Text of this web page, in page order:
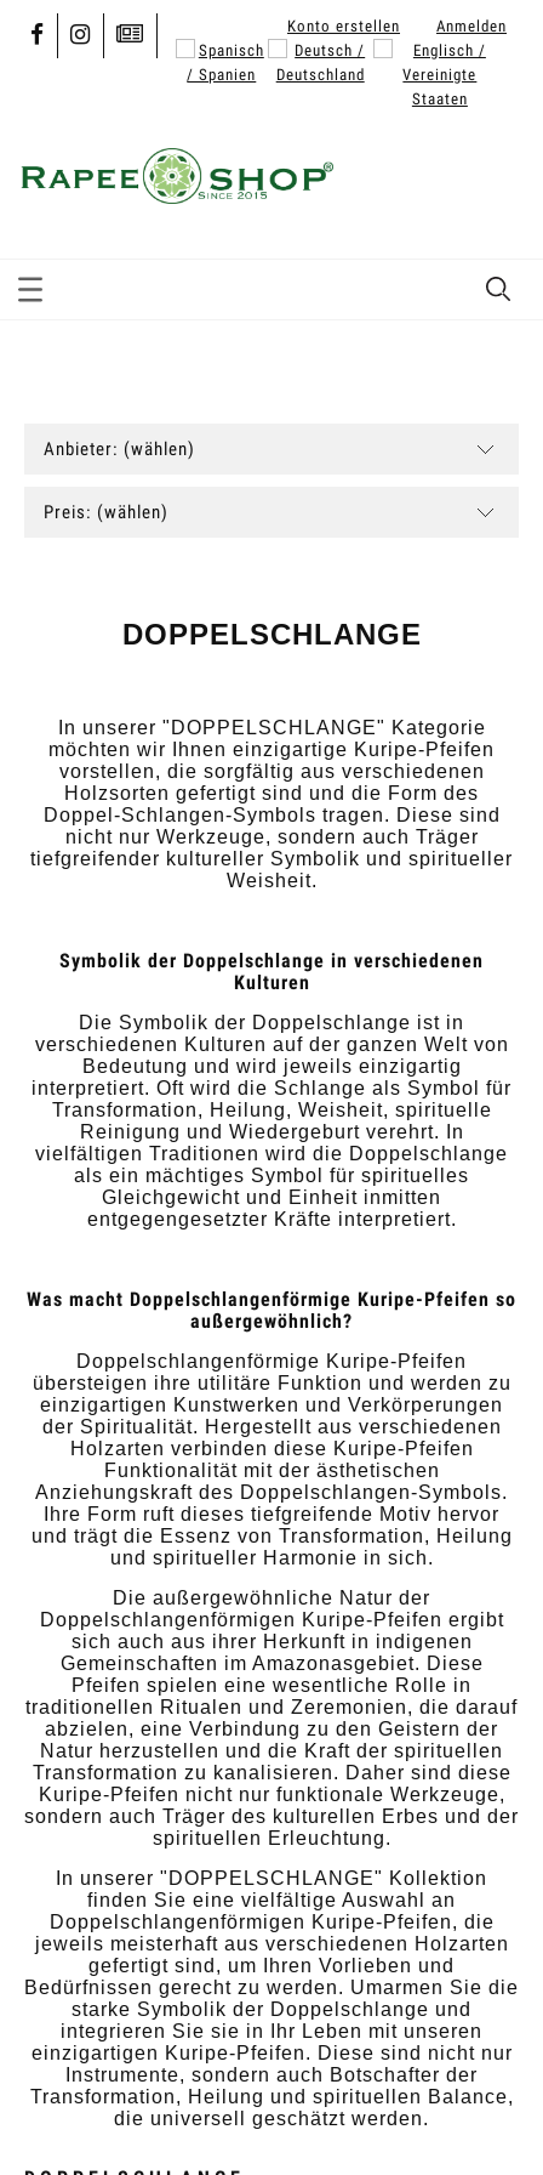
Konto erstellen Anmelden
Anbieter: (wählen)
Preis: (wählen)
DOPPELSCHLANGE
In unserer "DOPPELSCHLANGE" Kategorie
möchten wir Ihnen einzigartige Kuripe-Pfeifen
vorstellen, die sorgfältig aus verschiedenen
Holzsorten gefertigt sind und die Form des
Doppel-Schlangen-Symbols tragen. Diese sind
nicht nur Werkzeuge, sondern auch Träger
tiefgreifender kultureller Symbolik und spiritueller
Weisheit.
Symbolik der Doppelschlange in verschiedenen
Kulturen
Die Symbolik der Doppelschlange ist in
verschiedenen Kulturen auf der ganzen Welt von
Bedeutung und wird jeweils einzigartig
interpretiert. Oft wird die Schlange als Symbol für
Transformation, Heilung, Weisheit, spirituelle
Reinigung und Wiedergeburt verehrt. In
vielfältigen Traditionen wird die Doppelschlange
als ein mächtiges Symbol für spirituelles
Gleichgewicht und Einheit inmitten
entgegengesetzter Kräfte interpretiert.
Was macht Doppelschlangenförmige Kuripe-Pfeifen so
außergewöhnlich?
Doppelschlangenförmige Kuripe-Pfeifen
übersteigen ihre utilitäre Funktion und werden zu
einzigartigen Kunstwerken und Verkörperungen
der Spiritualität. Hergestellt aus verschiedenen
Holzarten verbinden diese Kuripe-Pfeifen
Funktionalität mit der ästhetischen
Anziehungskraft des Doppelschlangen-Symbols.
Ihre Form ruft dieses tiefgreifende Motiv hervor
und trägt die Essenz von Transformation, Heilung
und spiritueller Harmonie in sich.
Die außergewöhnliche Natur der
Doppelschlangenförmigen Kuripe-Pfeifen ergibt
sich auch aus ihrer Herkunft in indigenen
Gemeinschaften im Amazonasgebiet. Diese
Pfeifen spielen eine wesentliche Rolle in
traditionellen Ritualen und Zeremonien, die darauf
abzielen, eine Verbindung zu den Geistern der
Natur herzustellen und die Kraft der spirituellen
Transformation zu kanalisieren. Daher sind diese
Kuripe-Pfeifen nicht nur funktionale Werkzeuge,
sondern auch Träger des kulturellen Erbes und der
spirituellen Erleuchtung.
In unserer "DOPPELSCHLANGE" Kollektion
finden Sie eine vielfältige Auswahl an
Doppelschlangenförmigen Kuripe-Pfeifen, die
jeweils meisterhaft aus verschiedenen Holzarten
gefertigt sind, um Ihren Vorlieben und
Bedürfnissen gerecht zu werden. Umarmen Sie die
starke Symbolik der Doppelschlange und
integrieren Sie sie in Ihr Leben mit unseren
einzigartigen Kuripe-Pfeifen. Diese sind nicht nur
Instrumente, sondern auch Botschafter der
Transformation, Heilung und spirituellen Balance,
die universell geschätzt werden.